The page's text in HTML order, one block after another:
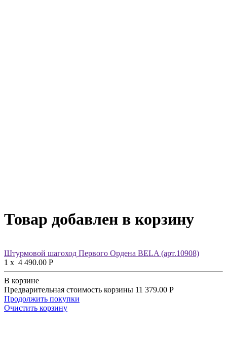
Товар добавлен в корзину
Штурмовой шагоход Первого Ордена BELA (арт.10908)
1 x 4 490.00 Р
В корзине
Предварительная стоимость корзины 11 379.00 Р
Продолжить покупки
Очистить корзину